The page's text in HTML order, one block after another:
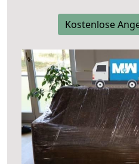
Kostenlose